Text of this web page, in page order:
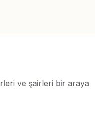
ve şairleri bir araya